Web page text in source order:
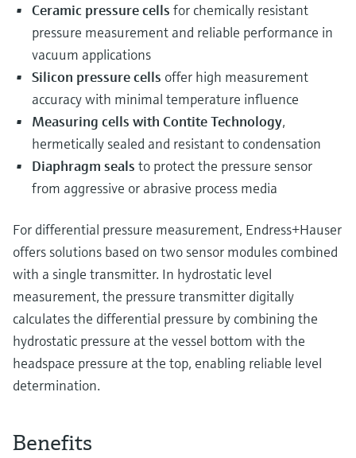
Ceramic pressure cells for chemically resistant
pressure measurement and reliable performance in
vacuum applications
Silicon pressure cells offer high measurement
accuracy with minimal temperature influence
Measuring cells with Contite Technology,
hermetically sealed and resistant to condensation
Diaphragm seals to protect the pressure sensor
from aggressive or abrasive process media
For differential pressure measurement, Endress+Hauser
offers solutions based on two sensor modules combined
with a single transmitter. In hydrostatic level
measurement, the pressure transmitter digitally
calculates the differential pressure by combining the
hydrostatic pressure at the vessel bottom with the
headspace pressure at the top, enabling reliable level
determination.
Benefits